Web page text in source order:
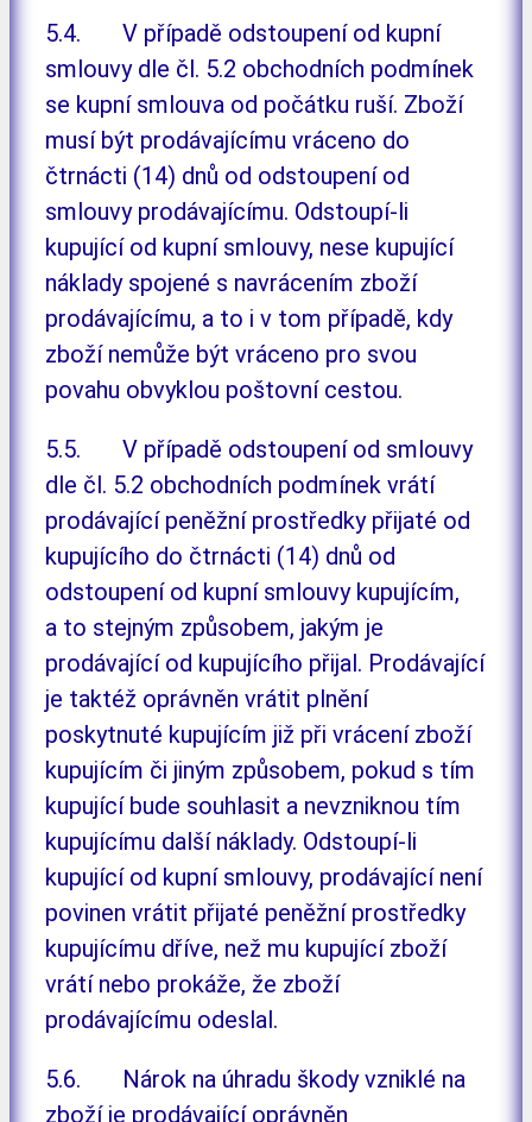
5.4. V případě odstoupení od kupní
smlouvy dle čl. 5.2 obchodních podmínek
se kupní smlouva od počátku ruší. Zboží
musí být prodávajícímu vráceno do
čtrnácti (14) dnů od odstoupení od
smlouvy prodávajícímu. Odstoupí-li
kupující od kupní smlouvy, nese kupující
náklady spojené s navrácením zboží
prodávajícímu, a to i v tom případě, kdy
zboží nemůže být vráceno pro svou
povahu obvyklou poštovní cestou.
5.5. V případě odstoupení od smlouvy
dle čl. 5.2 obchodních podmínek vrátí
prodávající peněžní prostředky přijaté od
kupujícího do čtrnácti (14) dnů od
odstoupení od kupní smlouvy kupujícím,
a to stejným způsobem, jakým je
prodávající od kupujícího přijal. Prodávající
je taktéž oprávněn vrátit plnění
poskytnuté kupujícím již při vrácení zboží
kupujícím či jiným způsobem, pokud s tím
kupující bude souhlasit a nevzniknou tím
kupujícímu další náklady. Odstoupí-li
kupující od kupní smlouvy, prodávající není
povinen vrátit přijaté peněžní prostředky
kupujícímu dříve, než mu kupující zboží
vrátí nebo prokáže, že zboží
prodávajícímu odeslal.
5.6. Nárok na úhradu škody vzniklé na
zboží je prodávající oprávněn